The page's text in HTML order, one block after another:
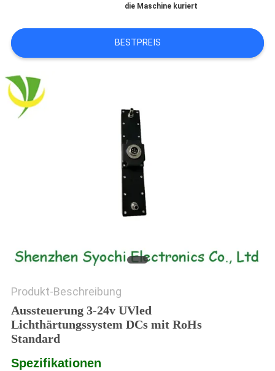
SIE
EIN
ZITAT
SITEMAP
die Maschine kuriert
BESTPREIS
Produkt-Beschreibung
Aussteuerung 3-24v UVled
Lichthärtungssystem DCs mit RoHs
Standard
Spezifikationen